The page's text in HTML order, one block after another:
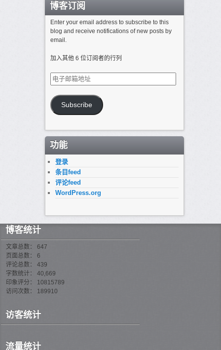
博客订阅
Enter your email address to subscribe to this
blog and receive notifications of new posts by
email.
加入其他 6 位订阅者的行列
电
子
箱
地
Subscribe
功能
登录
条目feed
评论feed
WordPress.org
博客统计
文章总数： 647
页面总数： 6
评论总数： 439
字数统计： 40,669
印象评分： 10815789
访问次数： 189910
访客统计
流量统计